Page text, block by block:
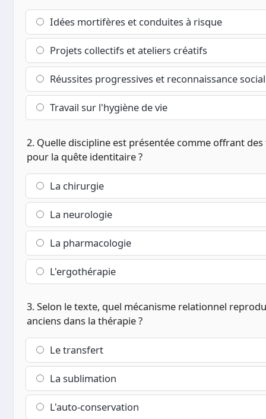
Idées mortifères et conduites à risque
Projets collectifs et ateliers créatifs
Réussites progressives et reconnaissance
Travail sur l'hygiène de vie
2. Quelle discipline est présentée comme offrant
pour la quête identitaire ?
La chirurgie
La neurologie
La pharmacologie
L'ergothérapie
3. Selon le texte, quel mécanisme relationnel
anciens dans la thérapie ?
Le transfert
La sublimation
L'auto-conservation